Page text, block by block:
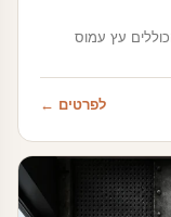
עץ עמוס
לפרטים ←